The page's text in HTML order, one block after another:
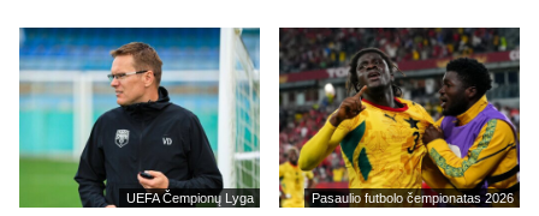
UEFA Čempionų Lyga Pasaulio futbolo čempionatas 2026